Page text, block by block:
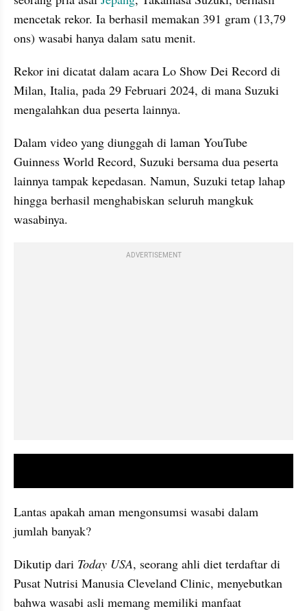
mencetak rekor. Ia berhasil memakan 391 gram (13,79
ons) wasabi hanya dalam satu menit.
Rekor ini dicatat dalam acara Lo Show Dei Record di
Milan, Italia, pada 29 Februari 2024, di mana Suzuki
mengalahkan dua peserta lainnya.
Dalam video yang diunggah di laman YouTube
Guinness World Record, Suzuki bersama dua peserta
lainnya tampak kepedasan. Namun, Suzuki tetap lahap
hingga berhasil menghabiskan seluruh mangkuk
wasabinya.
ADVERTISEMENT
Lantas apakah aman mengonsumsi wasabi dalam
jumlah banyak?
Dikutip dari Today USA, seorang ahli diet terdaftar di
Pusat Nutrisi Manusia Cleveland Clinic, menyebutkan
bahwa wasabi asli memang memiliki manfaat